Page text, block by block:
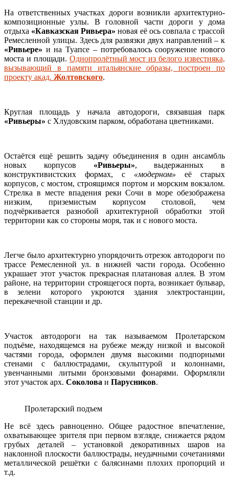
На ответственных участках дороги возникли архитектурно-
композиционные узлы. В головной части дороги у дома
отдыха «Кавказская Ривьера» новая её ось совпала с трассой
Ремесленной улицы. Здесь для развязки двух направлений – к
«Ривьере» и на Туапсе – потребовалось сооружение нового
моста и площади. Однопролётный мост из белого известняка,
вызывающий в памяти итальянские образы, построен по
проекту акад. Жолтовского.
Круглая площадь у начала автодороги, связавшая парк
«Ривьеры» с Хлудовским парком, обработана цветниками.
Остаётся ещё решить задачу объединения в один ансамбль
новых корпусов «Ривьеры», выдержанных в
конструктивистских формах, с «модерном» её старых
корпусов, с мостом, строящимся портом и морским вокзалом.
Стрелка в месте впадения реки Сочи в море обезображена
низким, приземистым корпусом столовой, чем
подчёркивается разнобой архитектурной обработки этой
территории как со стороны моря, так и с нового моста.
Легче было архитектурно упорядочить отрезок автодороги по
трассе Ремесленной ул. в нижней части города. Особенно
украшает этот участок прекрасная платановая аллея. В этом
районе, на территории строящегося порта, возникает бульвар,
в зелени которого укроются здания электростанции,
перекачечной станции и др.
Участок автодороги на так называемом Пролетарском
подъёме, находящемся на рубеже между низкой и высокой
частями города, оформлен двумя высокими подпорными
стенами с баллюстрадами, скульптурой и колоннами,
увенчанными литыми бронзовыми фонарями. Оформляли
этот участок арх. Соколова и Парусников.
Пролетарский подъем
Не всё здесь равноценно. Общее радостное впечатление,
охватывающее зрителя при первом взгляде, снижается рядом
грубых деталей – установкой декоративных шаров на
наклонной плоскости баллюстрады, неудачными сочетаниями
металлической решётки с балясинами плохих пропорций и
т.д.